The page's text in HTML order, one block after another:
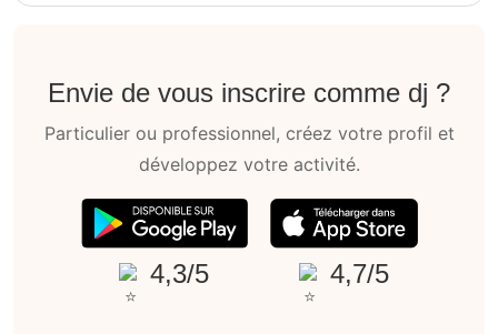
Envie de vous inscrire comme dj ?
Particulier ou professionnel, créez votre profil et
développez votre activité.
4,3/5 4,7/5